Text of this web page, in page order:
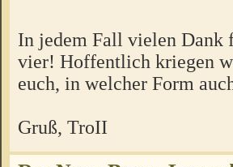
In jedem Fall vielen Dank
vier! Hoffentlich kriegen
euch, in welcher Form
Gruß, TroII